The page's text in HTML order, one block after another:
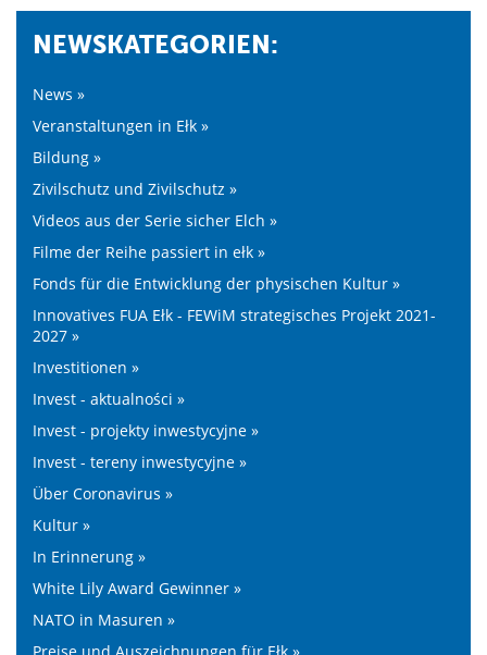
NEWSKATEGORIEN:
News »
Veranstaltungen in Ełk »
Bildung »
Zivilschutz und Zivilschutz »
Videos aus der Serie sicher Elch »
Filme der Reihe passiert in ełk »
Fonds für die Entwicklung der physischen Kultur »
Innovatives FUA Ełk - FEWiM strategisches Projekt 2021-
2027 »
Investitionen »
Invest - aktualności »
Invest - projekty inwestycyjne »
Invest - tereny inwestycyjne »
Über Coronavirus »
Kultur »
In Erinnerung »
White Lily Award Gewinner »
NATO in Masuren »
Preise und Auszeichnungen für Ełk »